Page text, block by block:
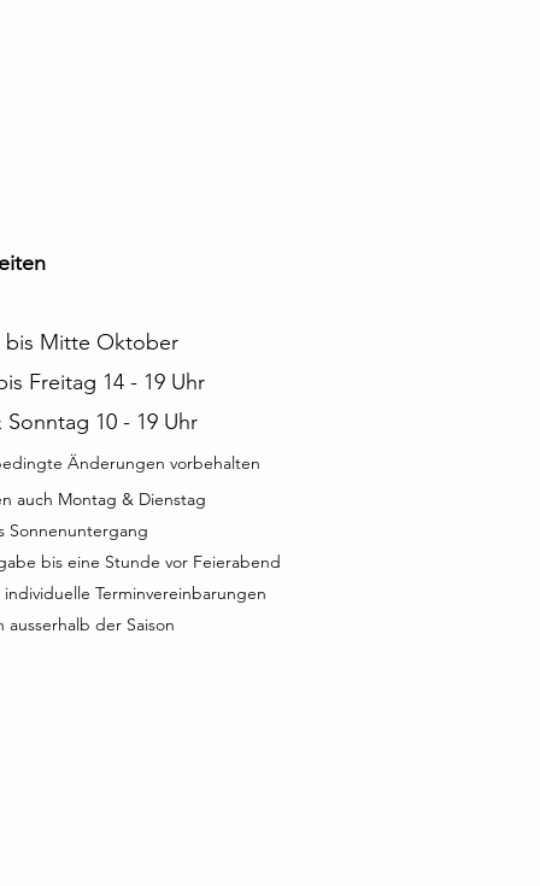
bis Mitte Oktober
Freitag 14 - 19 Uhr
Sonntag 10 - 19 Uhr
Änderungen vorbehalten
auch Montag & Dienstag
Sonnenuntergang
bis eine Stunde vor Feierabend
Terminvereinbarungen
ausserhalb der Saison